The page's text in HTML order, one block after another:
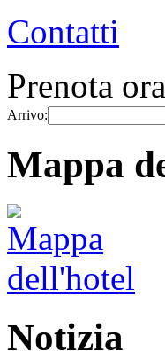
Contatti
Prenota ora
Arrivo:
Mappa
Notizia